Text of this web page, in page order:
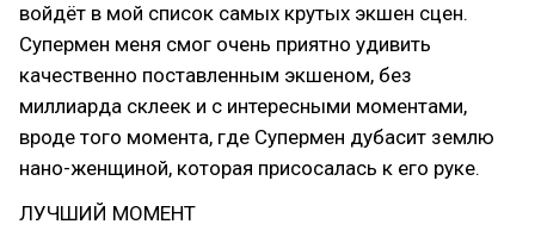
войдёт в мой список самых крутых экшен сцен.
Супермен меня смог очень приятно удивить
качественно поставленным экшеном, без
миллиарда склеек и с интересными моментами,
вроде того момента, где Супермен дубасит землю
нано-женщиной, которая присосалась к его руке.
ЛУЧШИЙ МОМЕНТ